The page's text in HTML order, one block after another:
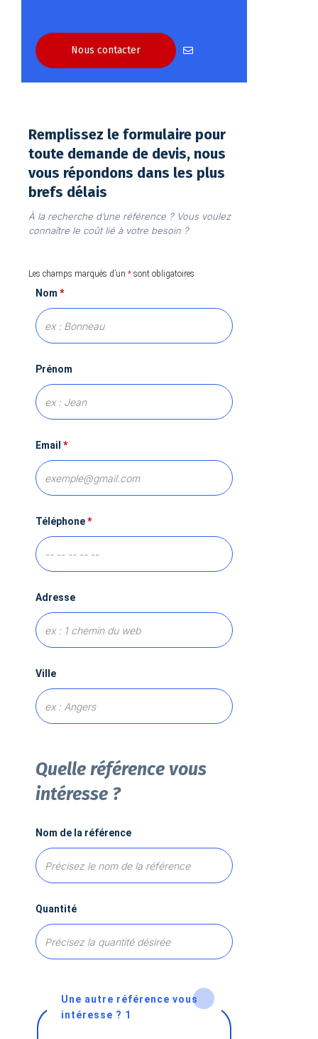
Nous contacter
Remplissez le formulaire pour
toute demande de devis, nous
vous répondons dans les plus
brefs délais
À la recherche d’une référence ? Vous voulez
connaître le coût lié à votre besoin ?
Les champs marqués d’un * sont obligatoires
Nom *
Prénom
Email *
Téléphone*
Adresse
Ville
Quelle référence vous
intéresse ?
Nom de la référence
Quantité
Une autre référence vous
intéresse ? 1